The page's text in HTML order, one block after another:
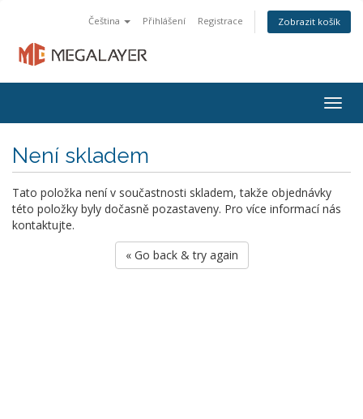
Čeština Přihlášení Registrace Zobrazit košík
Není skladem
Tato položka není v součastnosti skladem, takže objednávky
této položky byly dočasně pozastaveny. Pro více informací nás
kontaktujte.
« Go back & try again